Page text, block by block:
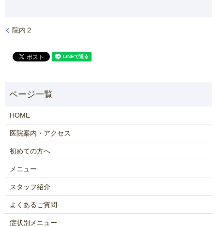
院内２
HOME
医院案内・アクセス
初めての方へ
メニュー
スタッフ紹介
よくあるご質問
症状別メニュー